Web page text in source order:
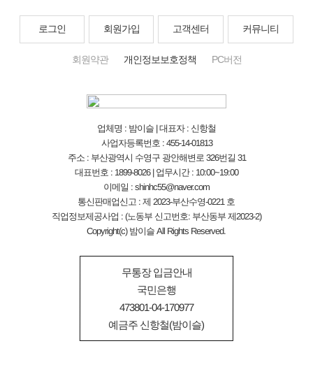
로그인 회원가입 고객센터 커뮤니티
회원약관 개인정보보호정책 PC버전
업체명 : 밤이슬 | 대표자 : 신항철
사업자등록번호 : 455-14-01813
주소 : 부산광역시 수영구 광안해변로 326번길 31
대표번호 : 1899-8026 | 업무시간 : 10:00~19:00
이메일 : shinhc55@naver.com
통신판매업신고 : 제 2023-부산수영-0221 호
직업정보제공사업 : (노동부 신고번호: 부산동부 제2023-2)
Copyright(c) 밤이슬 All Rights Reserved.
무통장 입금안내
국민은행
473801-04-170977
예금주 신항철(밤이슬)